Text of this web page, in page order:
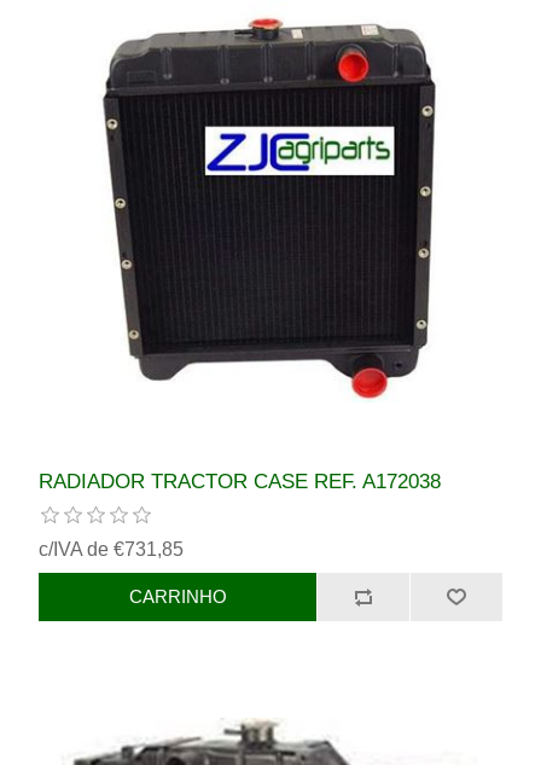
RADIADOR TRACTOR CASE REF. A172038
c/IVA de €731,85